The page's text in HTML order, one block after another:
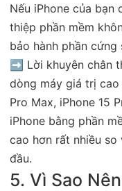
Nếu iPhone của bạn
thiệp phần mềm
bảo hành phần cứng
➡ Lời khuyên chân
dòng máy giá trị cao
Pro Max, iPhone 15
iPhone bằng phần
cao hơn rất nhiều
đầu.
5. Vì Sao